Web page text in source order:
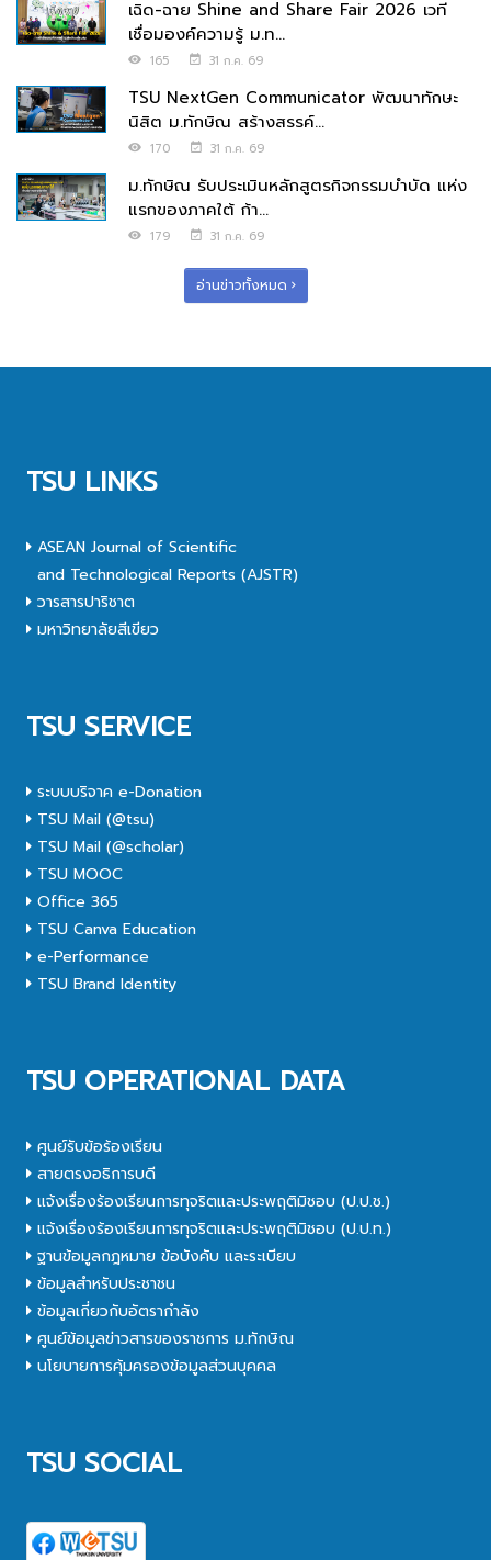
เฉิด-ฉาย Shine and Share Fair 2026 เวที
เชื่อมองค์ความรู้ ม.ท...
165 31 ก.ค. 69
TSU NextGen Communicator พัฒนาทักษะ
นิสิต ม.ทักษิณ สร้างสรรค์...
170 31 ก.ค. 69
ม.ทักษิณ รับประเมินหลักสูตรกิจกรรมบำบัด แห่ง
แรกของภาคใต้ ก้า...
179 31 ก.ค. 69
อ่านข่าวทั้งหมด
TSU LINKS
ASEAN Journal of Scientific
and Technological Reports (AJSTR)
วารสารปาริชาต
มหาวิทยาลัยสีเขียว
TSU SERVICE
ระบบบริจาค e-Donation
TSU Mail (@tsu)
TSU Mail (@scholar)
TSU MOOC
Office 365
TSU Canva Education
e-Performance
TSU Brand Identity
TSU OPERATIONAL DATA
ศูนย์รับข้อร้องเรียน
สายตรงอธิการบดี
แจ้งเรื่องร้องเรียนการทุจริตและประพฤติมิชอบ (ป.ป.ช.)
แจ้งเรื่องร้องเรียนการทุจริตและประพฤติมิชอบ (ป.ป.ท.)
ฐานข้อมูลกฎหมาย ข้อบังคับ และระเบียบ
ข้อมูลสำหรับประชาชน
ข้อมูลเกี่ยวกับอัตรากำลัง
ศูนย์ข้อมูลข่าวสารของราชการ ม.ทักษิณ
นโยบายการคุ้มครองข้อมูลส่วนบุคคล
TSU SOCIAL